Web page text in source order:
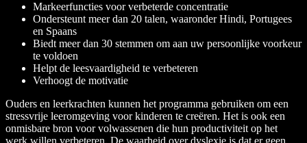
Markeerfuncties voor verbeterde concentratie
Ondersteunt meer dan 20 talen, waaronder Hindi, Portugees
en Spaans
Biedt meer dan 30 stemmen om aan uw persoonlijke voorkeur
te voldoen
Helpt de leesvaardigheid te verbeteren
Verhoogt de motivatie
Ouders en leerkrachten kunnen het programma gebruiken om een
stressvrije leeromgeving voor kinderen te creëren. Het is ook een
onmisbare bron voor volwassenen die hun productiviteit op het